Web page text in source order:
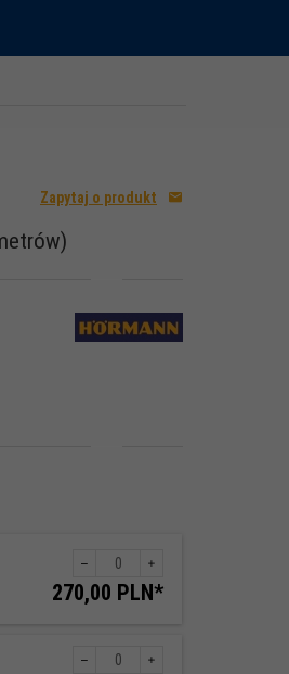
Zapytaj o produkt
dla
270,00 PLN*